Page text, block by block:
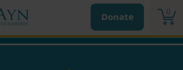
0
Donate